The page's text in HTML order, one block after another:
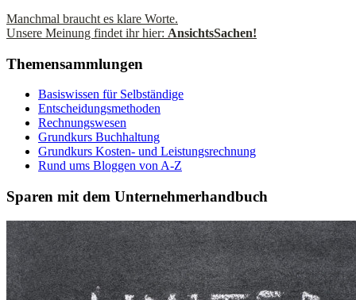
Manchmal braucht es klare Worte.
Unsere Meinung findet ihr hier: AnsichtsSachen!
Themensammlungen
Basiswissen für Selbständige
Entscheidungsmethoden
Rechnungswesen
Grundkurs Buchhaltung
Grundkurs Kosten- und Leistungsrechnung
Rund ums Bloggen von A-Z
Sparen mit dem Unternehmerhandbuch